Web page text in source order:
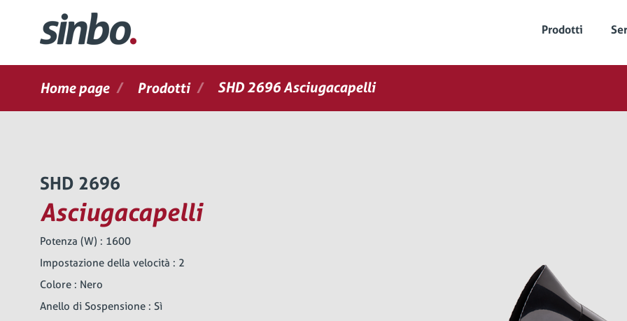
Prodotti
Home page / Prodotti / SHD 2696 Asciugacapelli
SHD 2696
Asciugacapelli
Potenza (W) : 1600
Impostazione della velocità : 2
Colore : Nero
Anello di Sospensione : Sì